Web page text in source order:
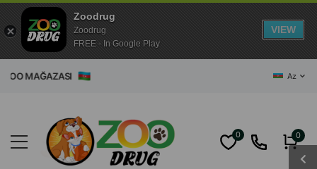
MAĞAZASI Az
0 0
Zoodrug
Zoodrug
FREE - In Google Play
VIEW